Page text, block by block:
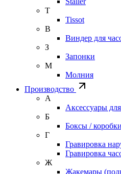
T
Tissot
В
Виндер для
З
Запонки
М
Молния
Производство
А
Аксессуары
Б
Боксы /
Г
Гравировка
Гравировка
Ж
Жакемары